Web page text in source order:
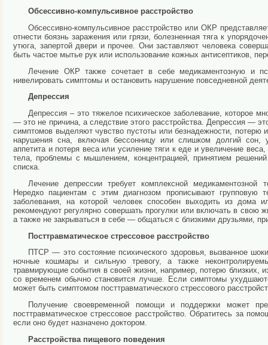
Обсессивно-компульсивное расстройство
Обсессивно-компульсивное расстройство или ОКР
отнести боязнь заражения или грязи, болезненная тяга к
утюга, запертой двери и прочее. Они заставляют человека
быть частое мытье рук или использование кожных антисептиков,
Лечение ОКР также сочетает в себе медикаментозную и
нивелировать симптомы и остановить нарушение повседневной
Депрессия
Депрессия – это тяжелое психическое заболевание, которое
— это не причина, а следствие этого расстройства. Депрессия —
симптомов выделяют чувство пустоты или безнадежности, потерю
нарушения сна, включая бессонницу или слишком долгий сон,
аппетита и потеря веса или усиление тяги к еде и увеличение
тела, проблемы с мышлением, концентрацией, принятием
списка.
Лечение депрессии требует комплексной медикаментозной
Нередко пациентам с этим диагнозом прописывают групповую
заболевания, на которой человек способен выходить из дома
рекомендуют регулярно совершать прогулки или включать в свою
а также не закрываться в себе — общаться с близкими друзьями,
Посттравматическое стрессовое расстройство
ПТСР — это состояние психического здоровья, вызванное
ночные кошмары и сильную тревогу, а также
травмирующие события в своей жизни, например, потерю близких,
со временем обычно становится лучше. Если симптомы
может быть симптомом посттравматического стрессового
Получение своевременной помощи и поддержки может
посттравматическое стрессовое расстройство. Обратитесь за
если оно будет назначено доктором.
Расстройства пищевого поведения